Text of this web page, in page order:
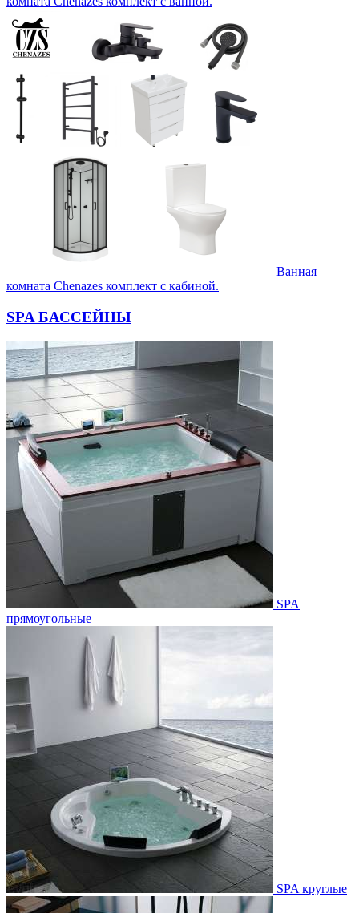
Ванная
комната Chenazes комплект с кабиной.
SPA БАССЕЙНЫ
SPA
прямоугольные
SPA круглые